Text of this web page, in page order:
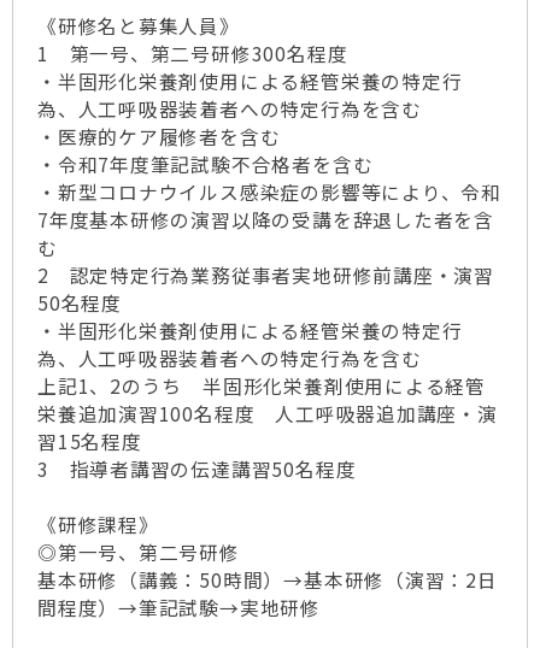
《研修名と募集人員》
1 第一号、第二号研修300名程度
・半固形化栄養剤使用による経管栄養の特定行
為、人工呼吸器装着者への特定行為を含む
・医療的ケア履修者を含む
・令和7年度筆記試験不合格者を含む
・新型コロナウイルス感染症の影響等により、令和
7年度基本研修の演習以降の受講を辞退した者を含
む
2 認定特定行為業務従事者実地研修前講座・演習
50名程度
・半固形化栄養剤使用による経管栄養の特定行
為、人工呼吸器装着者への特定行為を含む
上記1、2のうち 半固形化栄養剤使用による経管
栄養追加演習100名程度 人工呼吸器追加講座・演
習15名程度
3 指導者講習の伝達講習50名程度
《研修課程》
◎第一号、第二号研修
基本研修（講義：50時間）→基本研修（演習：2日
間程度）→筆記試験→実地研修